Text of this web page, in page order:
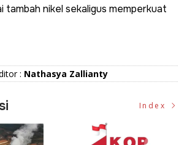
tambah nikel sekaligus memperkuat
: Nathasya Zallianty
Index